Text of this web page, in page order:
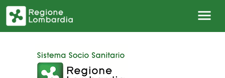
Salta al contenuto principale